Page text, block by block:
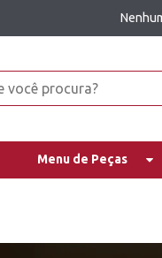
Menu de Peças